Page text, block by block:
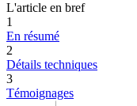
L'article en bref
1
En résumé
2
Détails techniques
3
Témoignages